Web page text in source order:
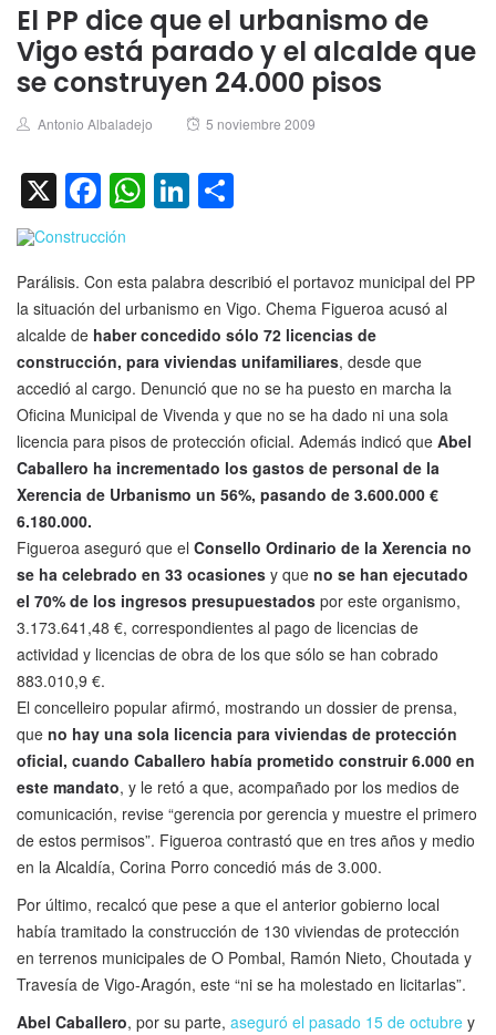
El PP dice que el urbanismo de
Vigo está parado y el alcalde que
se construyen 24.000 pisos
Author
Antonio Albaladejo
Posted
5 noviembre 2009
X Facebook
WhatsApp
LinkedIn
Parálisis. Con esta palabra describió el portavoz municipal del PP
la situación del urbanismo en Vigo. Chema Figueroa acusó al
alcalde de haber concedido sólo 72 licencias de
construcción, para viviendas unifamiliares, desde que
accedió al cargo. Denunció que no se ha puesto en marcha la
Oficina Municipal de Vivenda y que no se ha dado ni una sola
licencia para pisos de protección oficial. Además indicó que Abel
Caballero ha incrementado los gastos de personal de la
Xerencia de Urbanismo un 56%, pasando de 3.600.000 €
6.180.000.
Figueroa aseguró que el Consello Ordinario de la Xerencia no
se ha celebrado en 33 ocasiones y que no se han ejecutado
el 70% de los ingresos presupuestados por este organismo,
3.173.641,48 €, correspondientes al pago de licencias de
actividad y licencias de obra de los que sólo se han cobrado
883.010,9 €.
El concelleiro popular afirmó, mostrando un dossier de prensa,
que no hay una sola licencia para viviendas de protección
oficial, cuando Caballero había prometido construir 6.000 en
este mandato, y le retó a que, acompañado por los medios de
comunicación, revise “gerencia por gerencia y muestre el primero
de estos permisos”. Figueroa contrastó que en tres años y medio
en la Alcaldía, Corina Porro concedió más de 3.000.
Por último, recalcó que pese a que el anterior gobierno local
había tramitado la construcción de 130 viviendas de protección
en terrenos municipales de O Pombal, Ramón Nieto, Choutada y
Travesía de Vigo-Aragón, este “ni se ha molestado en licitarlas”.
Abel Caballero, por su parte, aseguró el pasado 15 de octubre y